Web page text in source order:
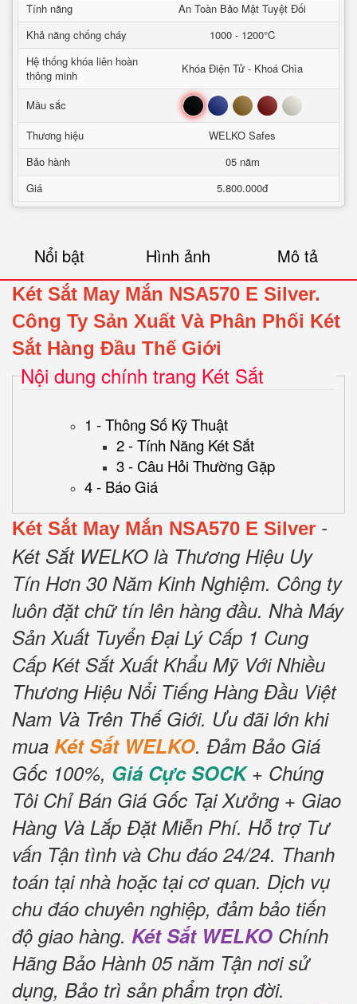
Tính năng
An Toàn Bảo Mật Tuyệt Đối
Khả năng chống cháy
1000 - 1200°C
Hệ thống khóa liên hoàn
thông minh
Khóa Điện Tử - Khoá Chìa
Mầu sắc Đen Xanh Nâu Đỏ Trắng
Thương hiệu
WELKO Safes
Bảo hành
05 năm
Giá
5.800.000đ
Nổi bật Hình ảnh Mô tả
Két Sắt May Mắn NSA570 E Silver.
Công Ty Sản Xuất Và Phân Phối Két
Sắt Hàng Đầu Thế Giới
Nội dung chính trang Két Sắt
1 - Thông Số Kỹ Thuật
2 - Tính Năng Két Sắt
3 - Câu Hỏi Thường Gặp
4 - Báo Giá
Két Sắt May Mắn NSA570 E Silver -
Két Sắt WELKO là Thương Hiệu Uy
Tín Hơn 30 Năm Kinh Nghiệm. Công ty
luôn đặt chữ tín lên hàng đầu. Nhà Máy
Sản Xuất Tuyển Đại Lý Cấp 1 Cung
Cấp Két Sắt Xuất Khẩu Mỹ Với Nhiều
Thương Hiệu Nổi Tiếng Hàng Đầu Việt
Nam Và Trên Thế Giới. Ưu đãi lớn khi
mua Két Sắt WELKO. Đảm Bảo Giá
Gốc 100%, Giá Cực SOCK+ Chúng
Tôi Chỉ Bán Giá Gốc Tại Xưởng + Giao
Hàng Và Lắp Đặt Miễn Phí. Hỗ trợ Tư
vấn Tận tình và Chu đáo 24/24. Thanh
toán tại nhà hoặc tại cơ quan. Dịch vụ
chu đáo chuyên nghiệp, đảm bảo tiến
độ giao hàng. Két Sắt WELKO Chính
Hãng Bảo Hành 05 năm Tận nơi sử
dụng, Bảo trì sản phẩm trọn đời.